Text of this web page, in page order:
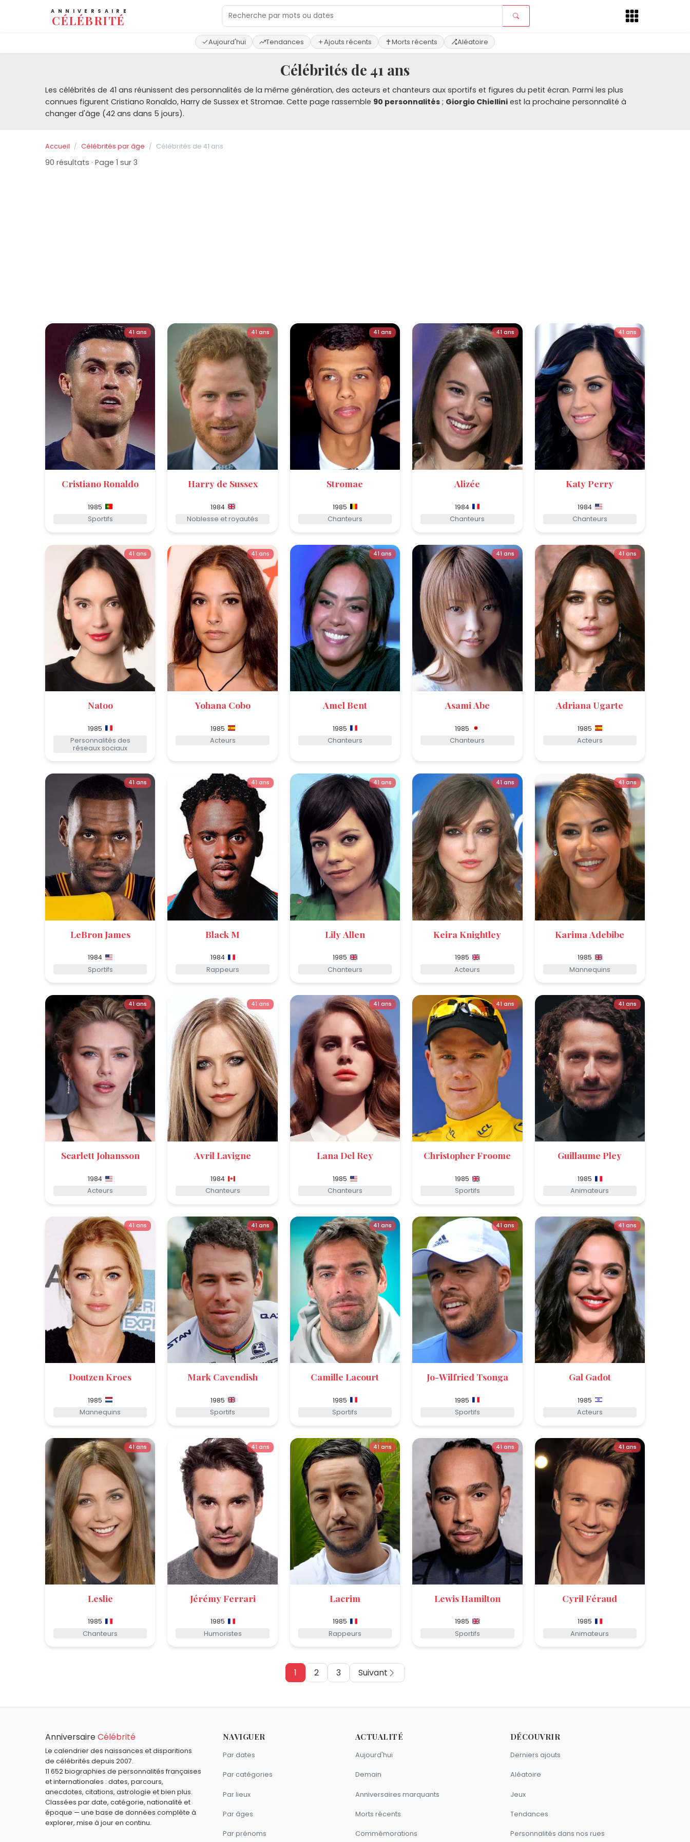
ANNIVERSAIRE
CÉLÉBRITÉ
Aujourd'hui Tendances Ajouts récents Morts récents Aléatoire
Célébrités de 41 ans
Les célébrités de 41 ans réunissent des personnalités de la même génération, des acteurs et chanteurs aux sportifs et figures du petit écran. Parmi les plus
connues figurent Cristiano Ronaldo, Harry de Sussex et Stromae. Cette page rassemble 90 personnalités ; Giorgio Chiellini est la prochaine personnalité à
changer d'âge (42 ans dans 5 jours).
Accueil Célébrités par âge Célébrités de 41 ans
90 résultats · Page 1 sur 3
41 ans
Cristiano Ronaldo
1985
Sportifs
41 ans
Harry de Sussex
1984
Noblesse et royautés
41 ans
Stromae
1985
Chanteurs
41 ans
Alizée
1984
Chanteurs
41 ans
Katy Perry
1984
Chanteurs
41 ans
Natoo
1985
Personnalités des
réseaux sociaux
41 ans
Yohana Cobo
1985
Acteurs
41 ans
Amel Bent
1985
Chanteurs
41 ans
Asami Abe
1985
Chanteurs
41 ans
Adriana Ugarte
1985
Acteurs
41 ans
LeBron James
1984
Sportifs
41 ans
Black M
1984
Rappeurs
41 ans
Lily Allen
1985
Chanteurs
41 ans
Keira Knightley
1985
Acteurs
41 ans
Karima Adebibe
1985
Mannequins
41 ans
Scarlett Johansson
1984
Acteurs
41 ans
Avril Lavigne
1984
Chanteurs
41 ans
Lana Del Rey
1985
Chanteurs
41 ans
Christopher Froome
1985
Sportifs
41 ans
Guillaume Pley
1985
Animateurs
41 ans
Doutzen Kroes
1985
Mannequins
41 ans
Mark Cavendish
1985
Sportifs
41 ans
Camille Lacourt
1985
Sportifs
41 ans
Jo-Wilfried Tsonga
1985
Sportifs
41 ans
Gal Gadot
1985
Acteurs
41 ans
Leslie
1985
Chanteurs
41 ans
Jérémy Ferrari
1985
Humoristes
41 ans
Lacrim
1985
Rappeurs
41 ans
Lewis Hamilton
1985
Sportifs
41 ans
Cyril Féraud
1985
Animateurs
1 2 3 Suivant
AnniversaireCélébrité
Le calendrier des naissances et disparitions
de célébrités depuis 2007.
11 652 biographies de personnalités françaises
et internationales : dates, parcours,
anecdotes, citations, astrologie et bien plus.
Classées par date, catégorie, nationalité et
époque — une base de données complète à
explorer, mise à jour en continu.
NAVIGUER
Par dates
Par catégories
Par lieux
Par âges
Par prénoms
ACTUALITÉ
Aujourd'hui
Demain
Anniversaires marquants
Morts récents
Commémorations
DÉCOUVRIR
Derniers ajouts
Aléatoire
Jeux
Tendances
Personnalités dans nos rues